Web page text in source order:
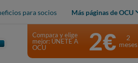
para socios Más páginas de OCU
Compara y elige
mejor: ÚNETE A
OCU
2€
2
meses